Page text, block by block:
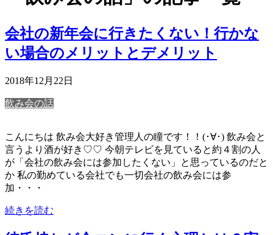
会社の新年会に行きたくない！行かな
い場合のメリットとデメリット
2018年12月22日
飲み会の話
こんにちは 飲み会大好き管理人の瞳です！！(･∀･) 飲み会と
言うより酒が好き♡♡ 今朝テレビを見ていると約４割の人
が「会社の飲み会には参加したくない」と思っているのだと
か 私の勤めている会社でも一切会社の飲み会には参
加・・・
続きを読む